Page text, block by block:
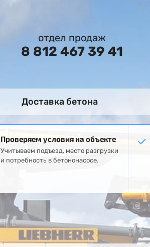
отдел продаж
8 812 467 39 41
Доставка бетона
Проверяем условия на объекте
Учитываем подъезд, место разгрузки
и потребность в бетононасосе.